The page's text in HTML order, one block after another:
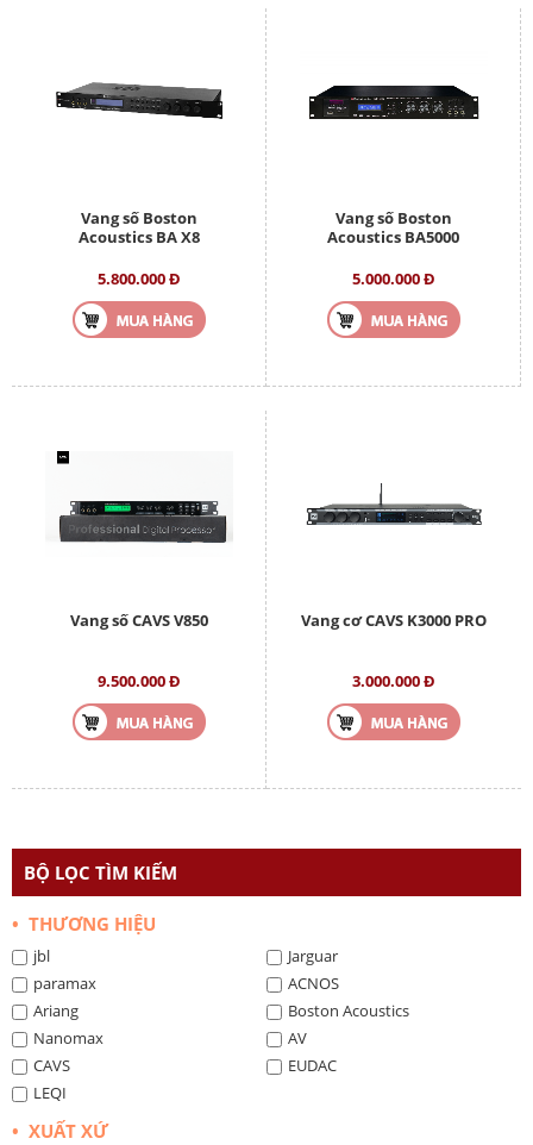
Vang số Boston
Acoustics BA X8
5.800.000 Đ
Vang số Boston
Acoustics BA5000
5.000.000 Đ
Vang số CAVS V850
9.500.000 Đ
Vang cơ CAVS K3000 PRO
3.000.000 Đ
BỘ LỌC TÌM KIẾM
• THƯƠNG HIỆU
jbl
Jarguar
paramax
ACNOS
Ariang
Boston Acoustics
Nanomax
AV
CAVS
EUDAC
LEQI
• XUẤT XỨ